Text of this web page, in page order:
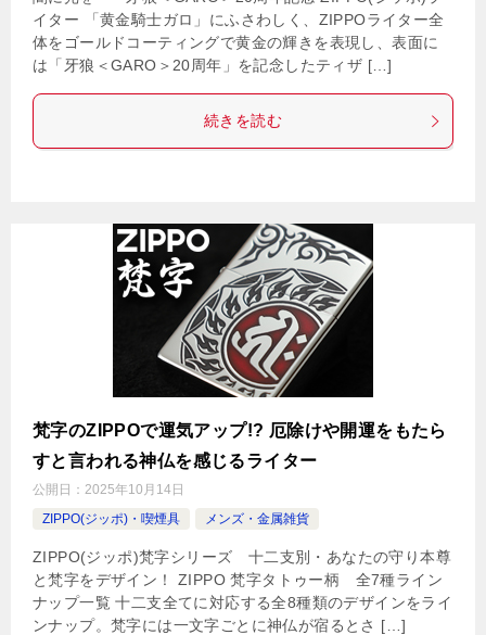
イター 「黄金騎士ガロ」にふさわしく、ZIPPOライター全
体をゴールドコーティングで黄金の輝きを表現し、表面に
は「牙狼＜GARO＞20周年」を記念したティザ […]
続きを読む
梵字のZIPPOで運気アップ!? 厄除けや開運をもたら
すと言われる神仏を感じるライター
公開日： 2025年10月14日
ZIPPO(ジッポ)・喫煙具
メンズ・金属雑貨
ZIPPO(ジッポ)梵字シリーズ 十二支別・あなたの守り本尊
と梵字をデザイン！ ZIPPO 梵字タトゥー柄 全7種ライン
ナップ一覧 十二支全てに対応する全8種類のデザインをライ
ンナップ。梵字には一文字ごとに神仏が宿るとさ […]